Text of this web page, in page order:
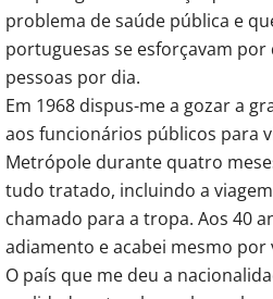
problema de saúde pública e
portuguesas se esforçavam por
pessoas por dia.
Em 1968 dispus-me a gozar a
aos funcionários públicos para
Metrópole durante quatro
tudo tratado, incluindo a
chamado para a tropa. Aos 40
adiamento e acabei mesmo por
O país que me deu a